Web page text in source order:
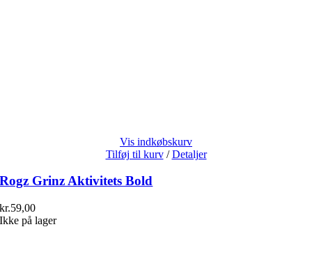
Vis indkøbskurv
Tilføj til kurv / Detaljer
Rogz Grinz Aktivitets Bold
kr.59,00
Ikke på lager